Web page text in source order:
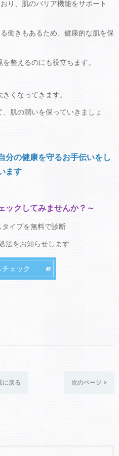
り、肌のバリア機能をサポート
働きもあるため、健康的な肌を保
整えるのにも役立ちます。
くなってきます。
肌の潤いを保っていきましょ
分の健康を守るお手伝いをし
ます
ックしてみませんか？～
タイプを無料で診断
法をお知らせします
チェック
に戻る 次のページ >